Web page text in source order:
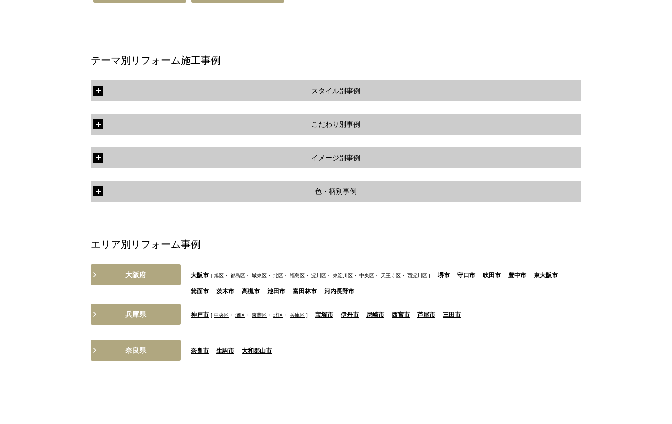
テーマ別リフォーム施工事例
スタイル別事例
こだわり別事例
イメージ別事例
色・柄別事例
エリア別リフォーム事例
大阪府 大阪市 [ 旭区 ・ 都島区 ・ 城東区 ・ 北区 ・ 福島区 ・ 淀川区 ・ 東淀川区 ・ 中央区 ・ 天王寺区 ・ 西淀川区 ] 堺市 守口市 吹田市 豊中市 東大阪市
箕面市 茨木市 高槻市 池田市 富田林市 河内長野市
兵庫県 神戸市 [ 中央区 ・ 灘区 ・ 東灘区 ・ 北区 ・ 兵庫区 ] 宝塚市 伊丹市 尼崎市 西宮市 芦屋市 三田市
奈良県 奈良市 生駒市 大和郡山市